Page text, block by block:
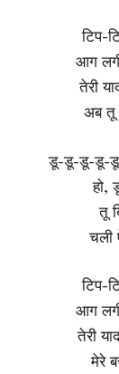
टिप-
आग
तेरी
अब तू
डू-डू-डू-डू-डू-
हो,
तू
चली
टिप-
आग
तेरी
मेरे